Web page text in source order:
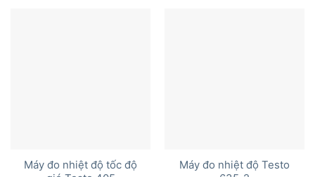
Máy đo nhiệt độ tốc độ
Máy đo nhiệt độ Testo